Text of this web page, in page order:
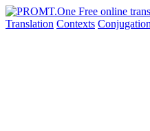
Translation Contexts Conjugation